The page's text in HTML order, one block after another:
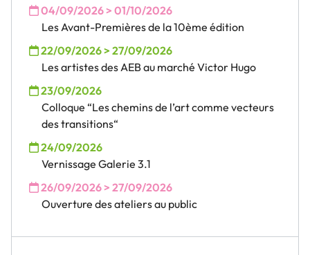
04/09/2026 > 01/10/2026
Les Avant-Premières de la 10ème édition
22/09/2026 > 27/09/2026
Les artistes des AEB au marché Victor Hugo
23/09/2026
Colloque “Les chemins de l’art comme vecteurs
des transitions“
24/09/2026
Vernissage Galerie 3.1
26/09/2026 > 27/09/2026
Ouverture des ateliers au public